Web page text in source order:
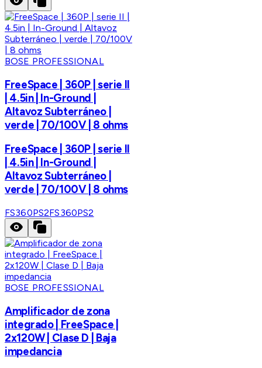
BOSE PROFESSIONAL
FreeSpace | 360P | serie II
| 4.5in | In-Ground |
Altavoz Subterráneo |
verde | 70/100V | 8 ohms
FreeSpace | 360P | serie II
| 4.5in | In-Ground |
Altavoz Subterráneo |
verde | 70/100V | 8 ohms
FS360PS2FS360PS2
BOSE PROFESSIONAL
Amplificador de zona
integrado | FreeSpace |
2x120W | Clase D | Baja
impedancia